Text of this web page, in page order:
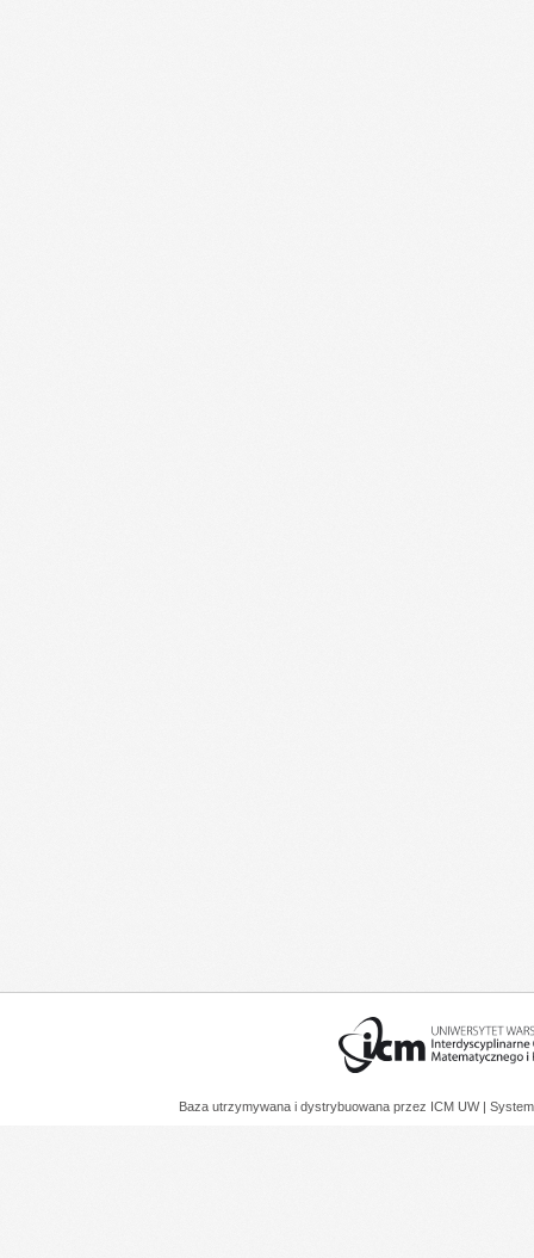
Baza utrzymywana i dystrybuowana przez ICM UW |